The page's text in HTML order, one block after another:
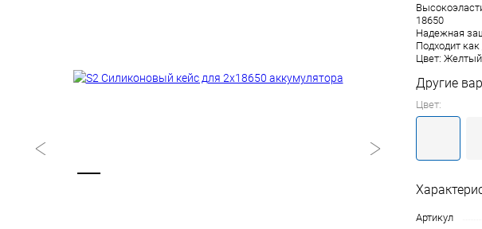
18650
Надежная
Подходит
Цвет: Желтый
Другие
Цвет:
Артикул